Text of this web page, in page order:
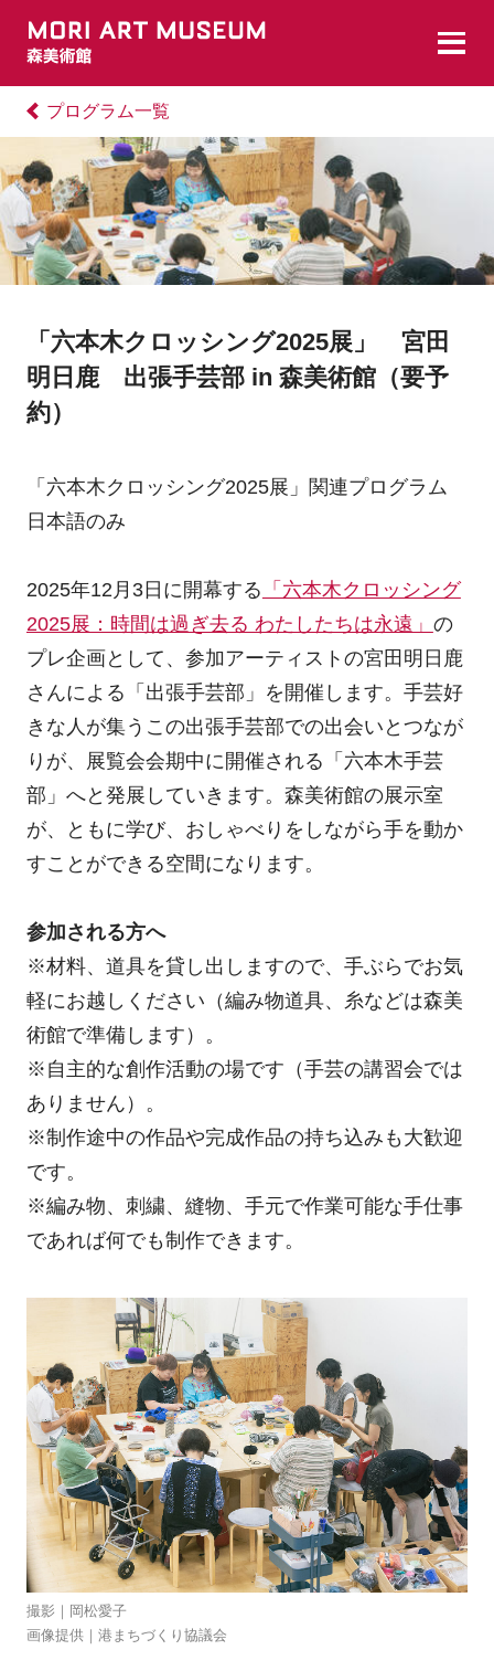
プログラム一覧
「六本木クロッシング2025展」 宮田
明日鹿 出張手芸部 in 森美術館（要予
約）
「六本木クロッシング2025展」関連プログラム
日本語のみ
2025年12月3日に開幕する 「六本木クロッシング
2025展：時間は過ぎ去る わたしたちは永遠」 の
プレ企画として、参加アーティストの宮田明日鹿
さんによる「出張手芸部」を開催します。手芸好
きな人が集うこの出張手芸部での出会いとつなが
りが、展覧会会期中に開催される「六本木手芸
部」へと発展していきます。森美術館の展示室
が、ともに学び、おしゃべりをしながら手を動か
すことができる空間になります。
参加される方へ
※材料、道具を貸し出しますので、手ぶらでお気
軽にお越しください（編み物道具、糸などは森美
術館で準備します）。
※自主的な創作活動の場です（手芸の講習会では
ありません）。
※制作途中の作品や完成作品の持ち込みも大歓迎
です。
※編み物、刺繍、縫物、手元で作業可能な手仕事
であれば何でも制作できます。
撮影｜岡松愛子
画像提供｜港まちづくり協議会